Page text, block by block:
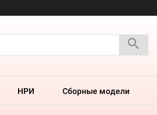
НРИ Сборные модели